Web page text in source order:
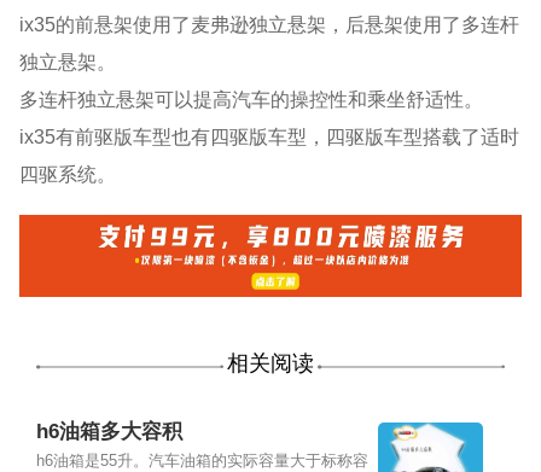
ix35的前悬架使用了麦弗逊独立悬架，后悬架使用了多连杆
独立悬架。
多连杆独立悬架可以提高汽车的操控性和乘坐舒适性。
ix35有前驱版车型也有四驱版车型，四驱版车型搭载了适时
四驱系统。
相关阅读
h6油箱多大容积
h6油箱是55升。汽车油箱的实际容量大于标称容